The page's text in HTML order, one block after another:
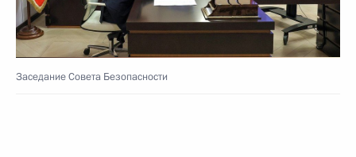
Заседание Совета Безопасности